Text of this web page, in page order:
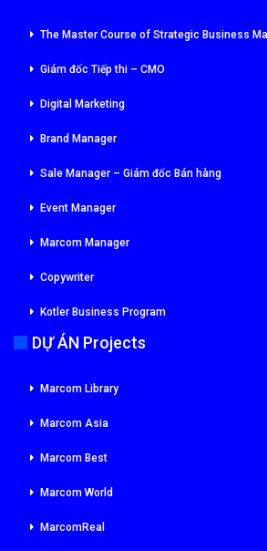
The Master Course of Strategic Business
Giám đốc Tiếp thi – CMO
Digital Marketing
Brand Manager
Sale Manager – Giám đốc Bán hàng
Event Manager
Marcom Manager
Copywriter
Kotler Business Program
DỰ ÁN Projects
Marcom Library
Marcom Asia
Marcom Best
Marcom World
MarcomReal